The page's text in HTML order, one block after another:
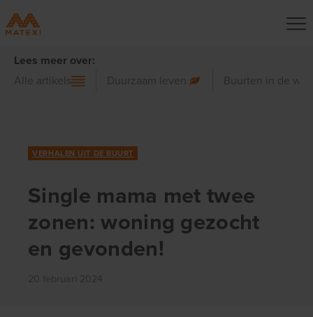
Lees meer over:
Alle artikels
Duurzaam leven Buurten in de
VERHALEN UIT DE BUURT
Single mama met twee
zonen: woning gezocht
en gevonden!